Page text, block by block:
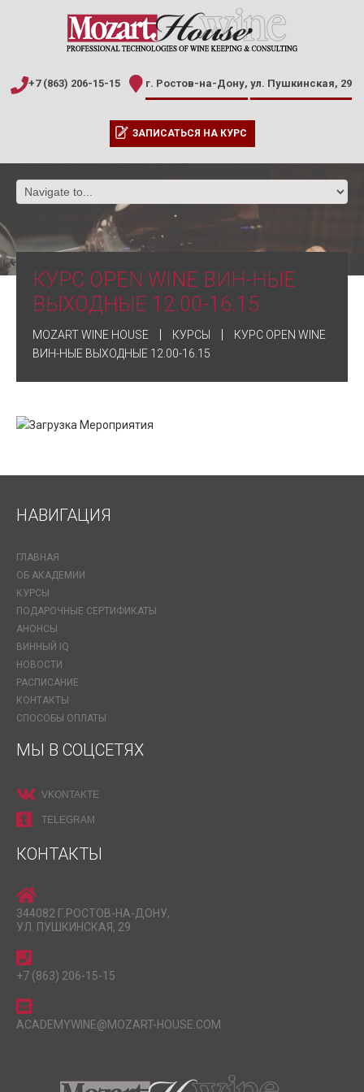
+7 (863) 206-15-15 г. Ростов-на-Дону, ул. Пушкинская, 29
ЗАПИСАТЬСЯ НА КУРС
КУРС OPEN WINE ВИН-НЫЕ
ВЫХОДНЫЕ 12.00-16.15
MOZART WINE HOUSE КУРСЫ
КУРС OPEN WINE
ВИН-НЫЕ ВЫХОДНЫЕ 12.00-16.15
НАВИГАЦИЯ
ГЛАВНАЯ
ОБ АКАДЕМИИ
КУРСЫ
ПОДАРОЧНЫЕ СЕРТИФИКАТЫ
АНОНСЫ
ВИННЫЙ IQ
НОВОСТИ
РАСПИСАНИЕ
КОНТАКТЫ
СПОСОБЫ ОПЛАТЫ
МЫ В СОЦСЕТЯХ
VKONTAKTE
TELEGRAM
КОНТАКТЫ
344082 Г.РОСТОВ-НА-ДОНУ,
УЛ. ПУШКИНСКАЯ, 29
+7 (863) 206-15-15
ACADEMYWINE@MOZART-HOUSE.COM